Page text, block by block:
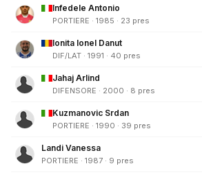
Infedele Antonio
PORTIERE · 1985 · 23 pres
Ionita Ionel Danut
DIF/LAT · 1991 · 40 pres
Jahaj Arlind
DIFENSORE · 2000 · 8 pres
Kuzmanovic Srdan
PORTIERE · 1990 · 39 pres
Landi Vanessa
PORTIERE · 1987 · 9 pres